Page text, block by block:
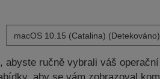
abyste ručně vybrali váš